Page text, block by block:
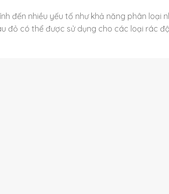
đến nhiều yếu tố như khả năng phân loại
đỏ có thể được sử dụng cho các loại rác